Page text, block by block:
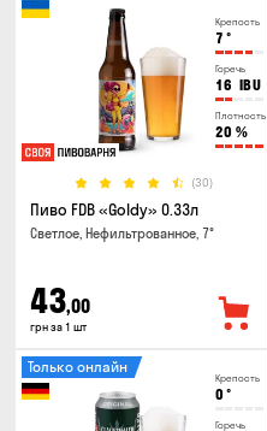
Крепость
7 °
Горечь
16 IBU
Плотность
20 %
(30)
Пиво FDB «Goldy» 0.33л
Светлое, Нефильтрованное, 7°
43,00
грн за 1 шт
Крепость
0 °
Горечь
Только онлайн